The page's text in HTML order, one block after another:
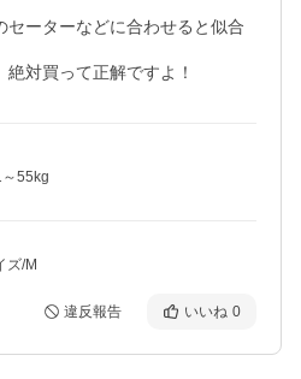
セーターなどに合わせると似合
55kg
ズ/M
違反報告 いいね 0